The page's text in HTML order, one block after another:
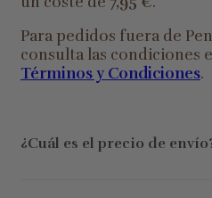
Para pedidos fuera de
consulta las condiciones
Términos y Condiciones.
¿Cuál es el precio de